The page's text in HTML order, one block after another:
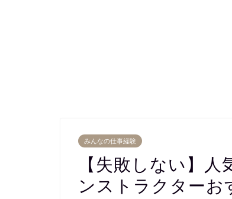
みんなの仕事経験
【失敗しない】
ンストラクターお